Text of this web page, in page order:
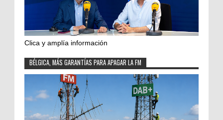
Clica y amplía información
BÉLGICA, MÁS GARANTÍAS PARA APAGAR LA FM